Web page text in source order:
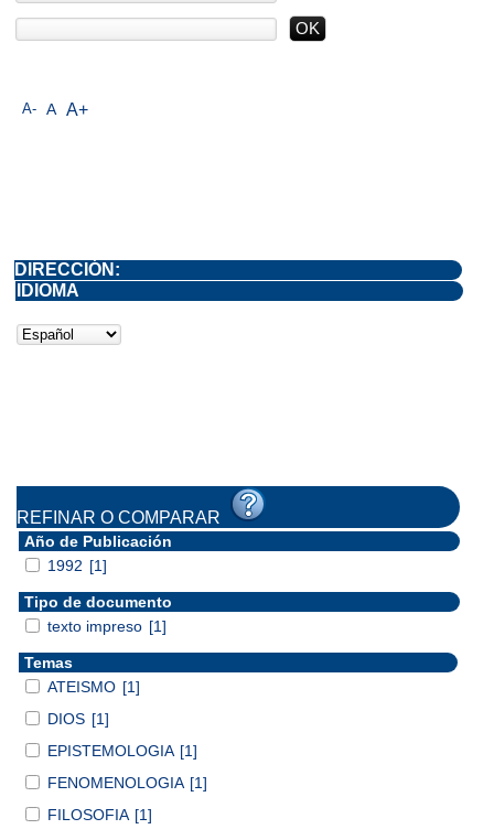
A- A A+
DIRECCIÓN:
IDIOMA
REFINAR O COMPARAR
Año de Publicación
1992 [1]
Tipo de documento
texto impreso [1]
Temas
ATEISMO [1]
DIOS [1]
EPISTEMOLOGIA [1]
FENOMENOLOGIA [1]
FILOSOFIA [1]